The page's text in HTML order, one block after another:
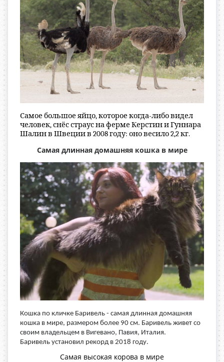
Самое большое яйцо, которое когда-либо видел
человек, снёс страус на ферме Керстин и Гуннара
Шалин в Швеции в 2008 году: оно весило 2,2 кг.
Самая длинная домашняя кошка в мире
Кошка по кличке Баривель - самая длинная домашняя
кошка в мире, размером более 90 см. Баривель живет со
своим владельцем в Вигевано, Павия, Италия.
Баривель установил рекорд в 2018 году.
Самая высокая корова в мире